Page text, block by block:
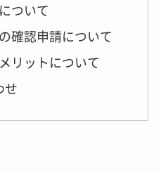
ついて
確認申請について
リットについて
せ